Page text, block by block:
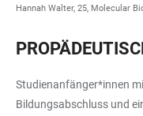
Hannah Walter, 25, Molecular
Studienanfänger*innen
Bildungsabschluss und